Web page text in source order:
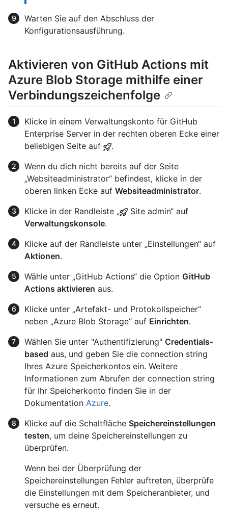
Warten Sie auf den Abschluss der
Konfigurationsausführung.
Aktivieren von GitHub Actions mit
Azure Blob Storage mithilfe einer
Verbindungszeichenfolge
Klicke in einem Verwaltungskonto für GitHub
Enterprise Server in der rechten oberen Ecke einer
beliebigen Seite auf
.
Wenn du dich nicht bereits auf der Seite
„Websiteadministrator“ befindest, klicke in der
oberen linken Ecke auf Websiteadministrator.
Klicke in der Randleiste „
Site admin“ auf
Verwaltungskonsole.
Klicke auf der Randleiste unter „Einstellungen“ auf
Aktionen.
Wähle unter „GitHub Actions“ die Option GitHub
Actions aktivieren aus.
Klicke unter „Artefakt- und Protokollspeicher“
neben „Azure Blob Storage“ auf Einrichten.
Wählen Sie unter "Authentifizierung" Credentials-
based aus, und geben Sie die connection string
Ihres Azure Speicherkontos ein. Weitere
Informationen zum Abrufen der connection string
für Ihr Speicherkonto finden Sie in der
Dokumentation Azure.
Klicke auf die Schaltfläche Speichereinstellungen
testen, um deine Speichereinstellungen zu
überprüfen.
Wenn bei der Überprüfung der
Speichereinstellungen Fehler auftreten, überprüfe
die Einstellungen mit dem Speicheranbieter, und
versuche es erneut.